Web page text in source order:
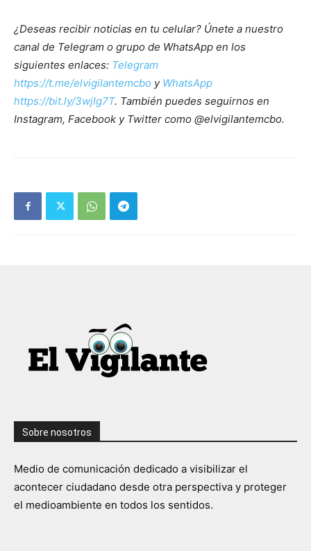
¿Deseas recibir noticias en tu celular? Únete a nuestro
canal de Telegram o grupo de WhatsApp en los
siguientes enlaces: Telegram
https://t.me/elvigilantemcbo y WhatsApp
https://bit.ly/3wjIg7T. También puedes seguirnos en
Instagram, Facebook y Twitter como @elvigilantemcbo.
Sobre nosotros
Medio de comunicación dedicado a visibilizar el
acontecer ciudadano desde otra perspectiva y proteger
el medioambiente en todos los sentidos.